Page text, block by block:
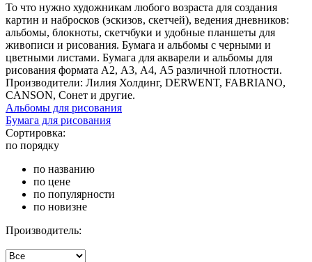
То что нужно художникам любого возраста для создания
картин и набросков (эскизов, скетчей), ведения дневников:
альбомы, блокноты, скетчбуки и удобные планшеты для
живописи и рисования. Бумага и альбомы с черными и
цветными листами. Бумага для акварели и альбомы для
рисования формата А2, А3, А4, А5 различной плотности.
Производители: Лилия Холдинг, DERWENT, FABRIANO,
CANSON, Сонет и другие.
Альбомы для рисования
Бумага для рисования
Сортировка:
по порядку
по названию
по цене
по популярности
по новизне
Производитель: